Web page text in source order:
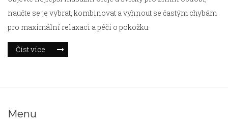
naučte se je vybrat, kombinovat a vyhnout se častým chybám
pro maximální relaxaci a péči o pokožku.
Číst více
Menu